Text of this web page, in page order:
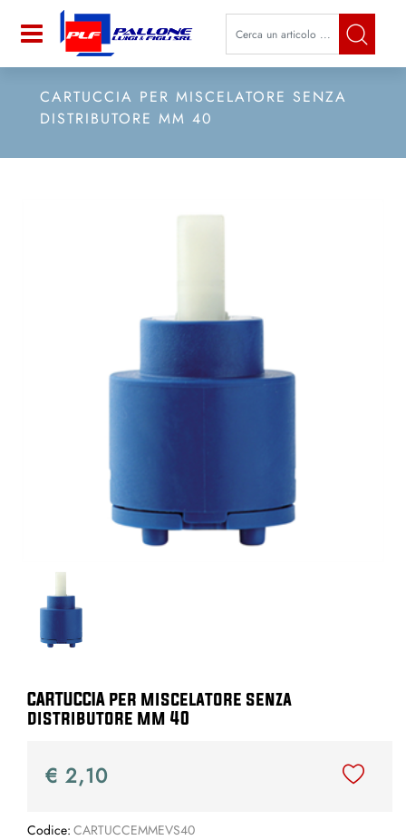
Open La modifica di un filtro
CARTUCCIA PER MISCELATORE SENZA
DISTRIBUTORE MM 40
CARTUCCIA per miscelatore senza
distributore mm 40
€ 2,10
Codice: CARTUCCEMMEVS40